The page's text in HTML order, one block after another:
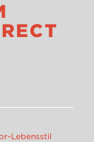
Lebensstil